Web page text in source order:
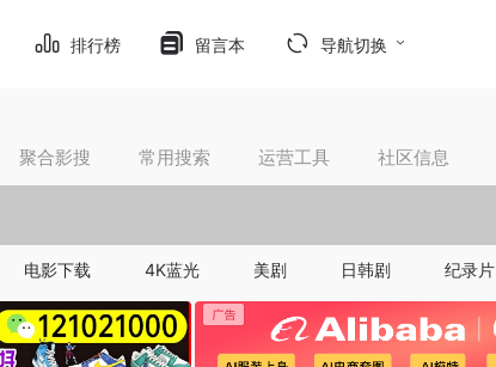
排行榜 留言本 导航切换
聚合影搜 常用搜索 运营工具 社区信息
电影下载 4K蓝光 美剧 日韩剧 纪录片